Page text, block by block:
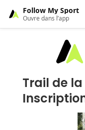
Trail de la
Follow My Sport
Ouvre dans l’app